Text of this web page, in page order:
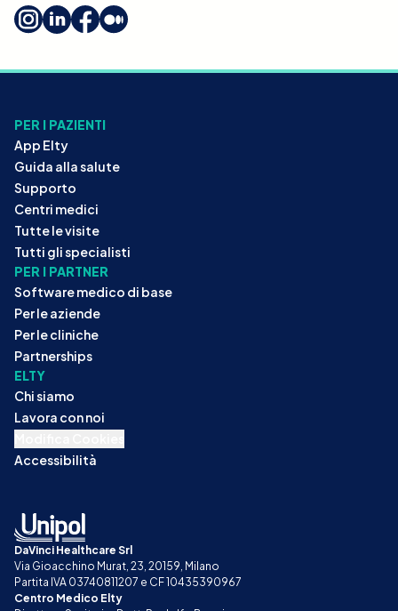
PER I PAZIENTI
App Elty
Guida alla salute
Supporto
Centri medici
Tutte le visite
Tutti gli specialisti
PER I PARTNER
Software medico di base
Per le aziende
Per le cliniche
Partnerships
ELTY
Chi siamo
Lavora con noi
Accessibilità
DaVinci Healthcare Srl
Via Gioacchino Murat, 23, 20159, Milano
Partita IVA 03740811207 e CF 10435390967
Centro Medico Elty